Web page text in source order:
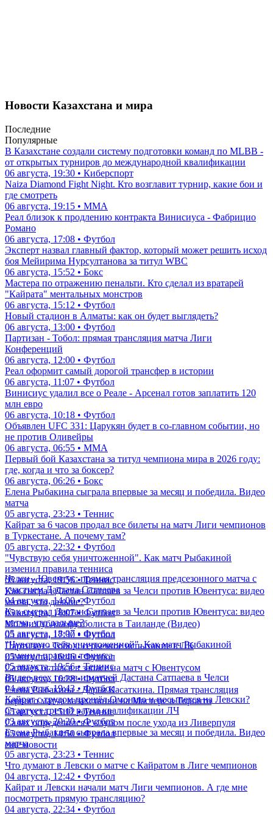
Новости Казахстана и мира
Последние
Популярные
В Казахстане создали систему подготовки команд по MLBB -
от открытых турниров до международной квалификации
06 августа, 19:30 • Киберспорт
Naiza Diamond Fight Night. Кто возглавит турнир, какие бои и
где смотреть
06 августа, 19:15 • ММА
Реал близок к продлению контракта Винисиуса - Фабрицио
Романо
06 августа, 17:08 • Футбол
Эксперт назвал главный фактор, который может решить исход
боя Мейирима Нурсултанова за титул WBC
06 августа, 15:52 • Бокс
Мастера по отражению пенальти. Кто сделал из вратарей
"Кайрата" ментальных монстров
06 августа, 15:12 • Футбол
Новый стадион в Алматы: как он будет выглядеть?
06 августа, 13:00 • Футбол
Партизан - Тобол: прямая трансляция матча Лиги
Конференций
06 августа, 12:00 • Футбол
Реал оформит самый дорогой трансфер в истории
06 августа, 11:07 • Футбол
Винисиус удалил все о Реале - Арсенал готов заплатить 120
млн евро
06 августа, 10:18 • Футбол
Объявлен UFC 331: Царукян будет в со-главном событии, но
не против Оливейры
06 августа, 06:55 • ММА
Первый бой Казахстана за титул чемпиона мира в 2026 году:
где, когда и что за боксер?
06 августа, 06:26 • Бокс
Елена Рыбакина сыграла впервые за месяц и победила. Видео
матча
05 августа, 23:23 • Теннис
Кайрат за 6 часов продал все билеты на матч Лиги чемпионов
в Туркестане. А почему там?
05 августа, 22:32 • Футбол
"Чувствую себя уничтоженной". Как матч Рыбакиной
изменил правила тенниса
05 августа, 19:56 • Теннис
Как сыграл Дастан Сатпаев за Челси против Ювентуса: видео
матча, что дальше?
05 августа, 18:07 • Футбол
Молния убила футболиста в Таиланде (Видео)
05 августа, 17:30 • Футбол
Партизан - Тобол: серьезное испытание в ЛК
05 августа, 16:46 • Футбол
Сатпаев остался в запасе на матч с Ювентусом
05 августа, 16:28 • Футбол
Елена Рыбакина - Дарья Касаткина. Прямая трансляция
первого матча казахстанки на Мастерс в Торонто
05 августа, 15:12 • Теннис
Салах определился с клубом после ухода из Ливерпуля
05 августа, 14:50 • Футбол
еще новости
Челси - Ювентус: прямая трансляция предсезонного матча с
участием Дастана Сатпаева
04 августа, 14:00 • Футбол
Как сыграл Дастан Сатпаев за Челси против Ювентуса: видео
матча, что дальше?
05 августа, 18:07 • Футбол
"Чувствую себя уничтоженной". Как матч Рыбакиной
изменил правила тенниса
05 августа, 19:56 • Теннис
Видео всех голов и матчей Дастана Сатпаева в Челси
04 августа, 19:43 • Футбол
Кайрат с трудом прошёл Омонию и посыпется на Левски?
Стартует третий раунд квалификации ЛЧ
03 августа, 20:20 • Футбол
Елена Рыбакина сыграла впервые за месяц и победила. Видео
матча
05 августа, 23:23 • Теннис
Что думают в Левски о матче с Кайратом в Лиге чемпионов
04 августа, 12:42 • Футбол
Кайрат и Левски начали матч Лиги чемпионов. А где мне
посмотреть прямую трансляцию?
04 августа, 22:34 • Футбол